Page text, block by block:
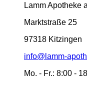
Lamm Apotheke
Marktstraße 25
97318 Kitzingen
info@lamm-
Mo. - Fr.: 8:00 -